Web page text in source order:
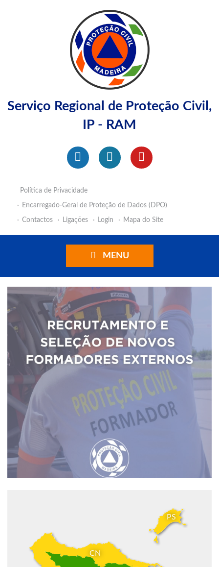
Serviço Regional de Proteção Civil,
IP - RAM
Política de Privacidade
Encarregado-Geral de Proteção de Dados (DPO)
Contactos
Ligações Login Mapa do Site
MENU
CN
PS